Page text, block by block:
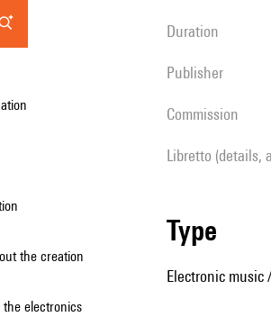
the creation
the electronics
duration
publisher
Commission
Libretto (details,
type
Electronic